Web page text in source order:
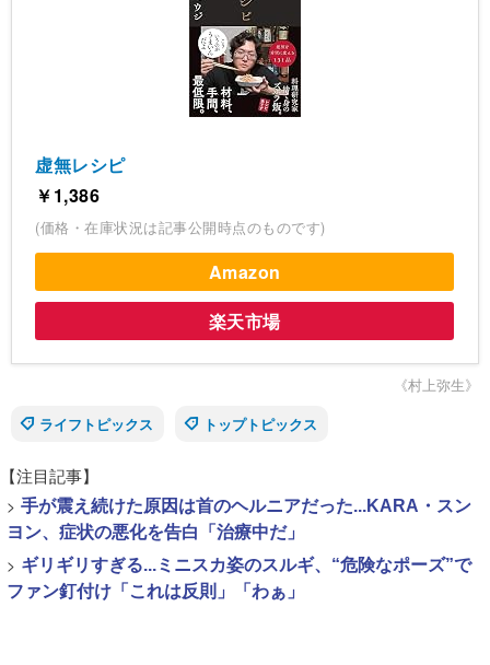
虚無レシピ
￥1,386
(価格・在庫状況は記事公開時点のものです)
Amazon
楽天市場
《村上弥生》
ライフトピックス
トップトピックス
【注目記事】
> 手が震え続けた原因は首のヘルニアだった...KARA・スン
ヨン、症状の悪化を告白「治療中だ」
> ギリギリすぎる...ミニスカ姿のスルギ、“危険なポーズ”で
ファン釘付け「これは反則」「わぁ」